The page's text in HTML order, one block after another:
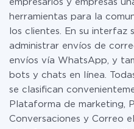
empresarios y empresas
herramientas para la
los clientes. En su interfaz
administrar envíos de
envíos vía WhatsApp, y
bots y chats en línea.
se clasifican
Plataforma de marketing,
Conversaciones y Correo